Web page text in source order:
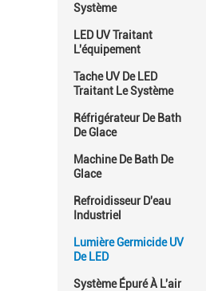
Système
LED UV Traitant
L'équipement
Tache UV De LED
Traitant Le Système
Réfrigérateur De Bath
De Glace
Machine De Bath De
Glace
Refroidisseur D'eau
Industriel
Lumière Germicide UV
De LED
Système Épuré À L'air